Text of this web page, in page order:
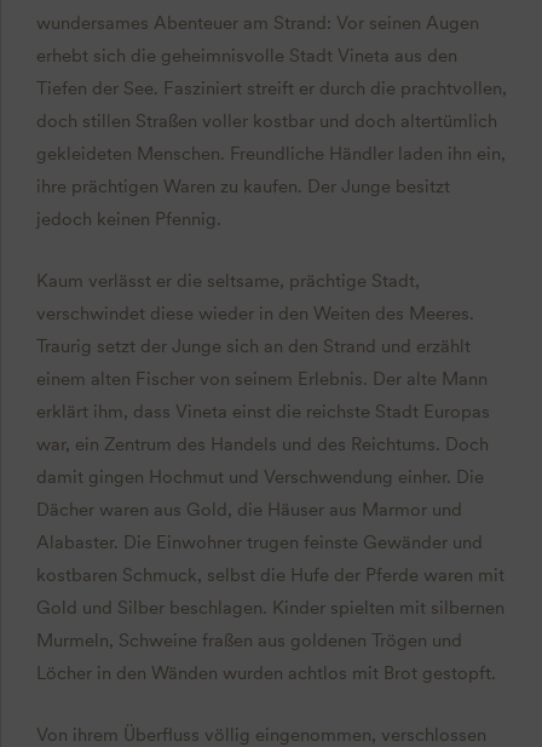
wundersames Abenteuer am Strand: Vor seinen Augen
erhebt sich die geheimnisvolle Stadt Vineta aus den
Tiefen der See. Fasziniert streift er durch die prachtvollen,
doch stillen Straßen voller kostbar und doch altertümlich
gekleideten Menschen. Freundliche Händler laden ihn ein,
ihre prächtigen Waren zu kaufen. Der Junge besitzt
jedoch keinen Pfennig.
Kaum verlässt er die seltsame, prächtige Stadt,
verschwindet diese wieder in den Weiten des Meeres.
Traurig setzt der Junge sich an den Strand und erzählt
einem alten Fischer von seinem Erlebnis. Der alte Mann
erklärt ihm, dass Vineta einst die reichste Stadt Europas
war, ein Zentrum des Handels und des Reichtums. Doch
damit gingen Hochmut und Verschwendung einher. Die
Dächer waren aus Gold, die Häuser aus Marmor und
Alabaster. Die Einwohner trugen feinste Gewänder und
kostbaren Schmuck, selbst die Hufe der Pferde waren mit
Gold und Silber beschlagen. Kinder spielten mit silbernen
Murmeln, Schweine fraßen aus goldenen Trögen und
Löcher in den Wänden wurden achtlos mit Brot gestopft.
Von ihrem Überfluss völlig eingenommen, verschlossen